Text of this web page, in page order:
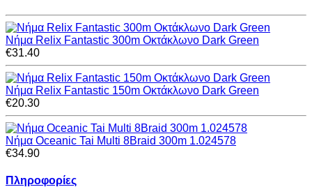
Νήμα Relix Fantastic 300m Οκτάκλωνο Dark Green
€31.40
Νήμα Relix Fantastic 150m Οκτάκλωνο Dark Green
€20.30
Νήμα Oceanic Tai Multi 8Braid 300m 1.024578
€34.90
Πληροφορίες